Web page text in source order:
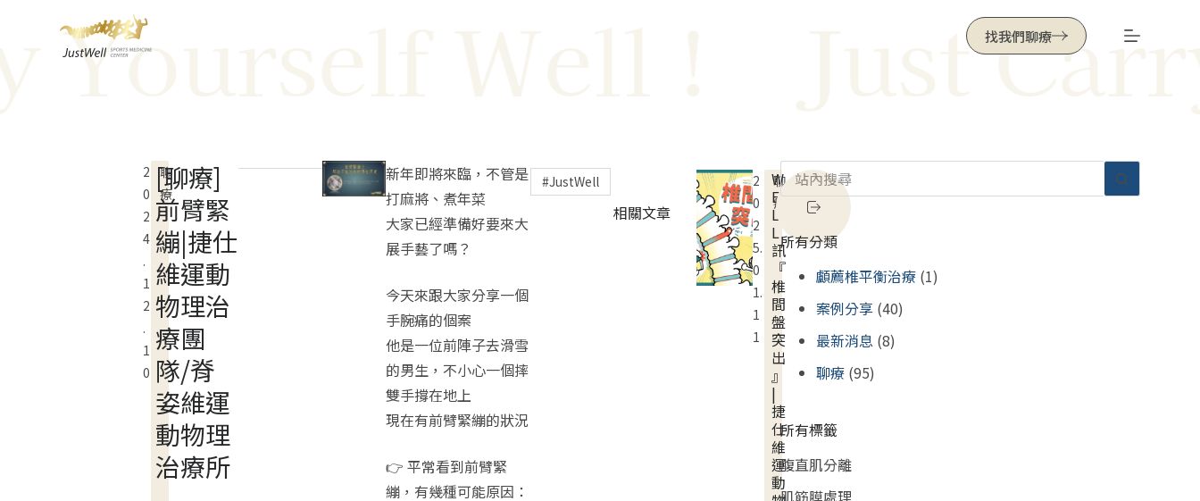
找我們聊療
Well ! Just
2
0
2
4
.
1
2
.
1
0
聊
療
[聊療]
前臂緊
繃|捷仕
維運動
物理治
療團
隊/脊
姿維運
動物理
治療所
新年即將來臨，不管是
打麻將、煮年菜
大家已經準備好要來大
展手藝了嗎？
今天來跟大家分享一個
手腕痛的個案
他是一位前陣子去滑雪
的男生，不小心一個摔
雙手撐在地上
現在有前臂緊繃的狀況
👉 平常看到前臂緊
繃，有幾種可能原因：
JustWell
相關文章
2
0
2
5.
0
1.
1
1
聊
療
W
E
L
L
訊
『
椎
間
盤
突
出
』
|
捷
仕
維
運
動
所有分類
顱薦椎平衡治療(1)
案例分享(40)
最新消息 (8)
聊療(95)
所有標籤
腹直肌分離
肌筋膜處理